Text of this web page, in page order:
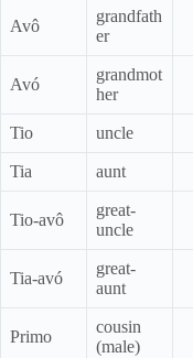
Avô
grandfath
er
Avó
grandmot
her
Tio uncle
Tia aunt
Tio-avô
great-
uncle
Tia-avó
great-
aunt
Primo
cousin
(male)